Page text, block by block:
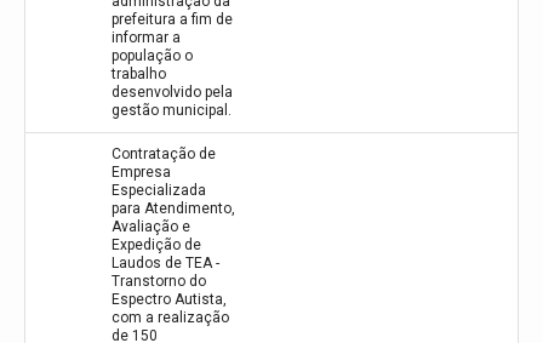
prefeitura a fim de
informar a
população o
trabalho
desenvolvido pela
gestão municipal.
Contratação de
Empresa
Especializada
para Atendimento,
Avaliação e
Expedição de
Laudos de TEA -
Transtorno do
Espectro Autista,
com a realização
de 150